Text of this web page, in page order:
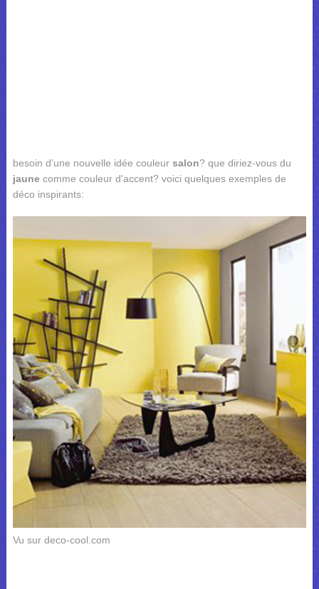
besoin d'une nouvelle idée couleur salon? que diriez-vous du
jaunecomme couleur d'accent? voici quelques exemples de
déco inspirants:
Vu sur deco-cool.com